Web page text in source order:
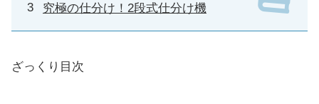
究極の仕分け！2段式仕分け機
ざっくり目次